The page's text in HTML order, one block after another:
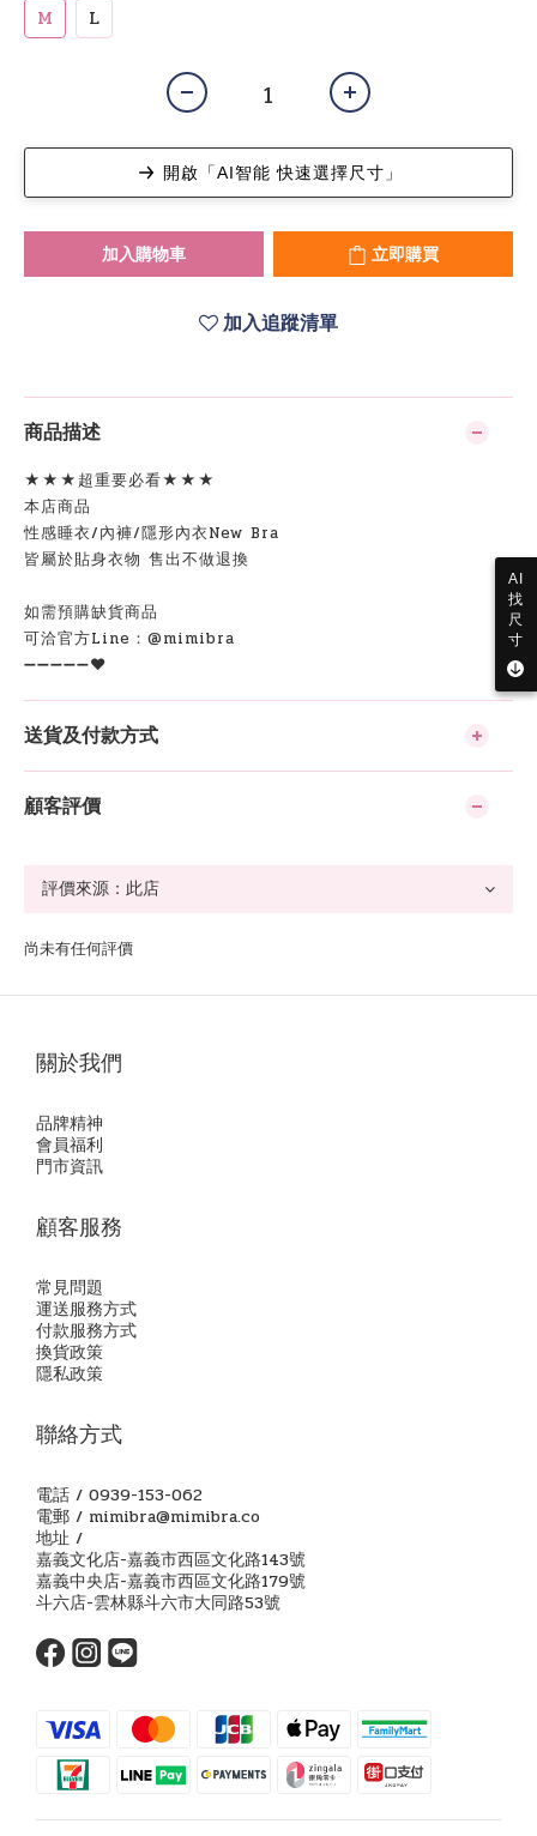
M L
開啟「AI智能 快速選擇尺寸」
加入購物車 立即購買
加入追蹤清單
商品描述
★★★超重要必看★★★
本店商品
性感睡衣/內褲/隱形內衣New Bra
皆屬於貼身衣物 售出不做退換
如需預購缺貨商品
可洽官方Line：@mimibra
➖➖➖➖➖❤️
送貨及付款方式
顧客評價
尚未有任何評價
關於我們
品牌精神
會員福利
門市資訊
顧客服務
常見問題
運送服務方式
付款服務方式
換貨政策
隱私政策
聯絡方式
電話 / 0939-153-062
電郵 / mimibra@mimibra.co
地址 /
嘉義文化店-嘉義市西區文化路143號
嘉義中央店-嘉義市西區文化路179號
斗六店-雲林縣斗六市大同路53號
AI
找
尺
寸